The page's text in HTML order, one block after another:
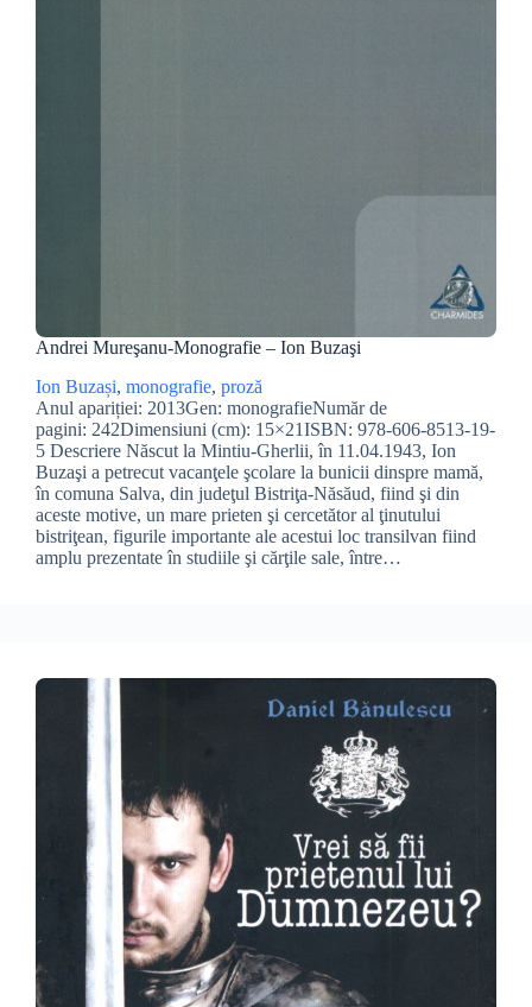
Andrei Mureşanu-Monografie – Ion Buzaşi
Ion Buzași, monografie, proză
Anul apariției: 2013Gen: monografieNumăr de
pagini: 242Dimensiuni (cm): 15×21ISBN: 978-606-8513-19-
5 Descriere Născut la Mintiu-Gherlii, în 11.04.1943, Ion
Buzaşi a petrecut vacanţele şcolare la bunicii dinspre mamă,
în comuna Salva, din judeţul Bistriţa-Năsăud, fiind şi din
aceste motive, un mare prieten şi cercetător al ţinutului
bistriţean, figurile importante ale acestui loc transilvan fiind
amplu prezentate în studiile şi cărţile sale, între…